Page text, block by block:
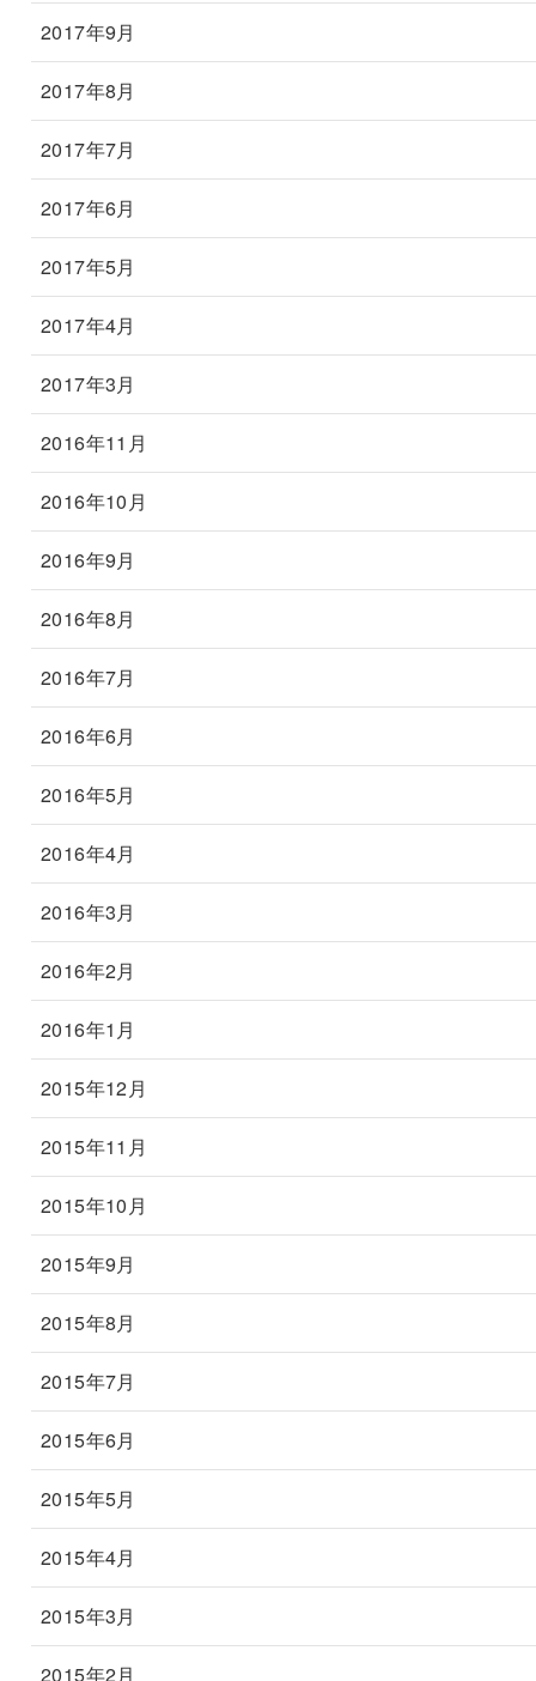
2017年9月
2017年8月
2017年7月
2017年6月
2017年5月
2017年4月
2017年3月
2016年11月
2016年10月
2016年9月
2016年8月
2016年7月
2016年6月
2016年5月
2016年4月
2016年3月
2016年2月
2016年1月
2015年12月
2015年11月
2015年10月
2015年9月
2015年8月
2015年7月
2015年6月
2015年5月
2015年4月
2015年3月
2015年2月